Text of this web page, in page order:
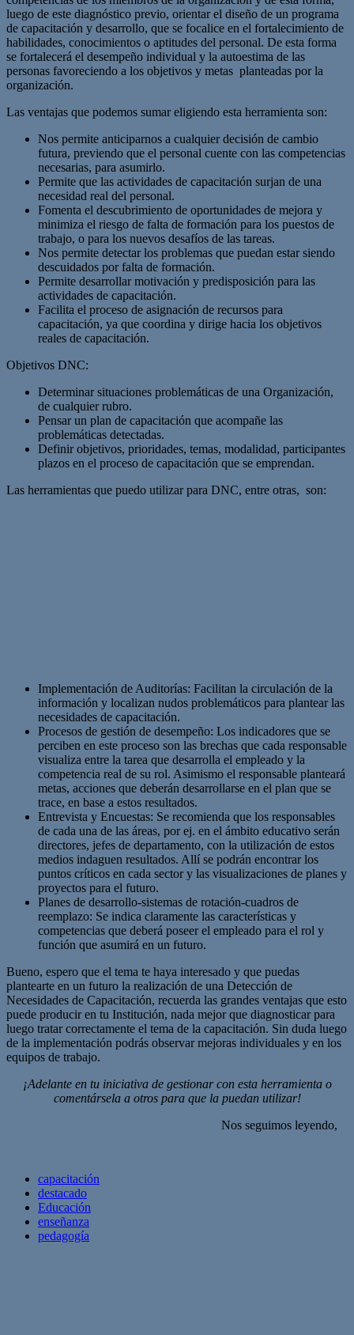
luego de este diagnóstico previo, orientar el diseño de un programa
de capacitación y desarrollo, que se focalice en el fortalecimiento de
habilidades, conocimientos o aptitudes del personal. De esta forma
se fortalecerá el desempeño individual y la autoestima de las
personas favoreciendo a los objetivos y metas planteadas por la
organización.
Las ventajas que podemos sumar eligiendo esta herramienta son:
Nos permite anticiparnos a cualquier decisión de cambio
futura, previendo que el personal cuente con las competencias
necesarias, para asumirlo.
Permite que las actividades de capacitación surjan de una
necesidad real del personal.
Fomenta el descubrimiento de oportunidades de mejora y
minimiza el riesgo de falta de formación para los puestos de
trabajo, o para los nuevos desafíos de las tareas.
Nos permite detectar los problemas que puedan estar siendo
descuidados por falta de formación.
Permite desarrollar motivación y predisposición para las
actividades de capacitación.
Facilita el proceso de asignación de recursos para
capacitación, ya que coordina y dirige hacia los objetivos
reales de capacitación.
Objetivos DNC:
Determinar situaciones problemáticas de una Organización,
de cualquier rubro.
Pensar un plan de capacitación que acompañe las
problemáticas detectadas.
Definir objetivos, prioridades, temas, modalidad, participantes
plazos en el proceso de capacitación que se emprendan.
Las herramientas que puedo utilizar para DNC, entre otras, son:
Implementación de Auditorías: Facilitan la circulación de la
información y localizan nudos problemáticos para plantear las
necesidades de capacitación.
Procesos de gestión de desempeño: Los indicadores que se
perciben en este proceso son las brechas que cada responsable
visualiza entre la tarea que desarrolla el empleado y la
competencia real de su rol. Asimismo el responsable planteará
metas, acciones que deberán desarrollarse en el plan que se
trace, en base a estos resultados.
Entrevista y Encuestas: Se recomienda que los responsables
de cada una de las áreas, por ej. en el ámbito educativo serán
directores, jefes de departamento, con la utilización de estos
medios indaguen resultados. Allí se podrán encontrar los
puntos críticos en cada sector y las visualizaciones de planes y
proyectos para el futuro.
Planes de desarrollo-sistemas de rotación-cuadros de
reemplazo: Se indica claramente las características y
competencias que deberá poseer el empleado para el rol y
función que asumirá en un futuro.
Bueno, espero que el tema te haya interesado y que puedas
plantearte en un futuro la realización de una Detección de
Necesidades de Capacitación, recuerda las grandes ventajas que esto
puede producir en tu Institución, nada mejor que diagnosticar para
luego tratar correctamente el tema de la capacitación. Sin duda luego
de la implementación podrás observar mejoras individuales y en los
equipos de trabajo.
¡Adelante en tu iniciativa de gestionar con esta herramienta o
comentársela a otros para que la puedan utilizar!
Nos seguimos leyendo,
capacitación
destacado
Educación
enseñanza
pedagogía